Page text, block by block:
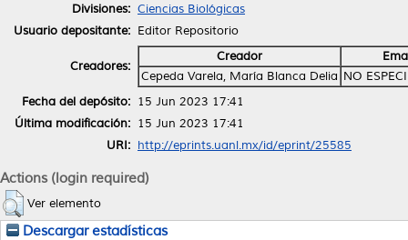
Divisiones: Ciencias Biológicas
Usuario depositante: Editor Repositorio
Creadores:
Creador
Cepeda Varela, María Blanca Delia NO
Fecha del depósito: 15 Jun 2023 17:41
Última modificación: 15 Jun 2023 17:41
URI: http://eprints.uanl.mx/id/eprint/25585
Actions (login required)
Ver elemento
Descargar estadísticas